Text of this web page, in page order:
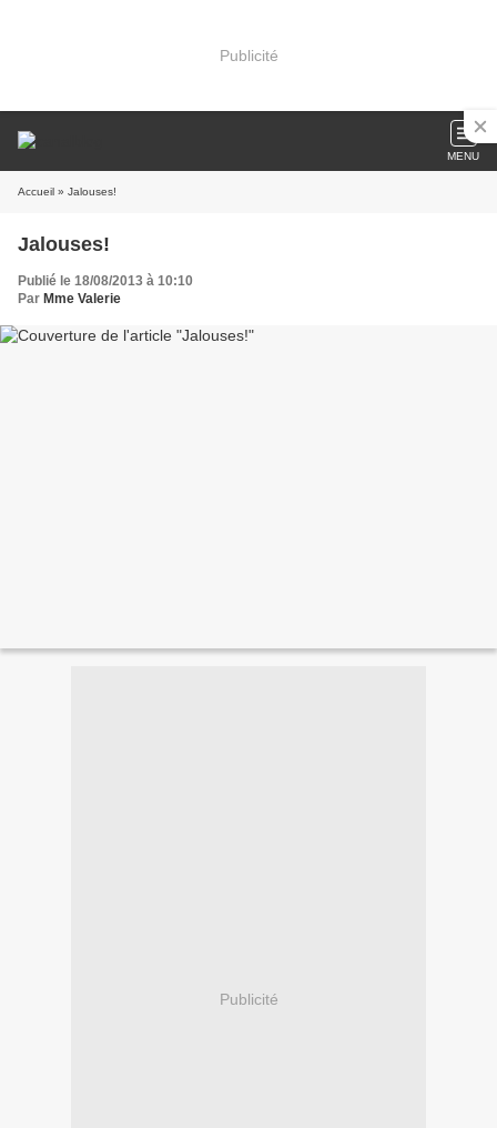
Publicité
MENU
Accueil » Jalouses!
Jalouses!
Publié le 18/08/2013 à 10:10
Par Mme Valerie
Publicité